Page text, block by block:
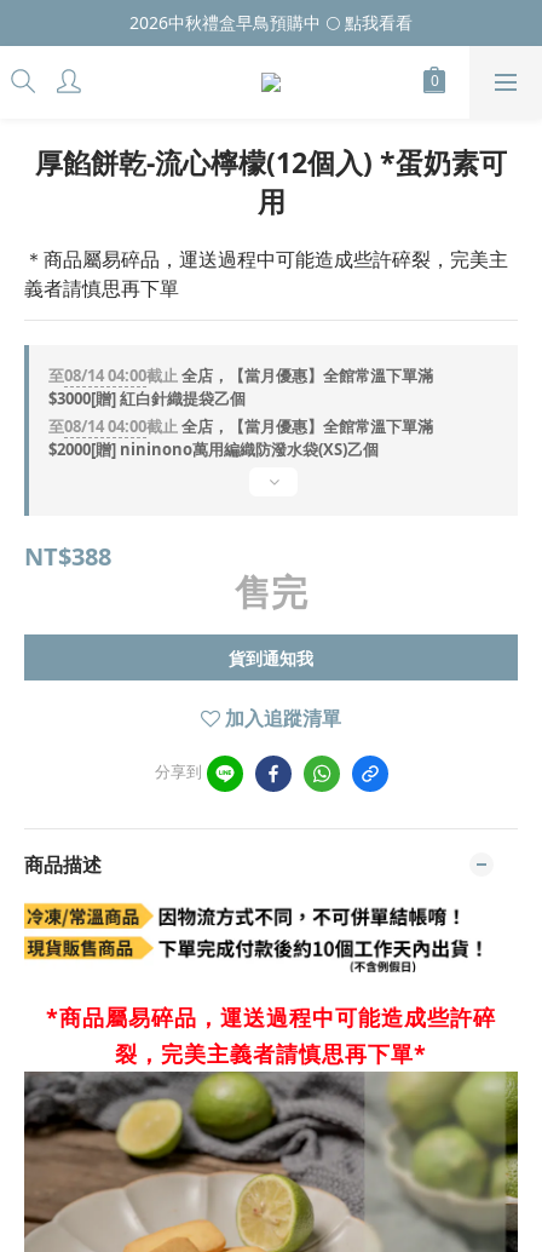
2026中秋禮盒早鳥預購中 🌕 點我看看
厚餡餅乾-流心檸檬(12個入) *蛋奶素可
用
＊商品屬易碎品，運送過程中可能造成些許碎裂，完美主
義者請慎思再下單
至08/14 04:00截止全店，【當月優惠】全館常溫下單滿
$3000[贈] 紅白針織提袋乙個
至08/14 04:00截止全店，【當月優惠】全館常溫下單滿
$2000[贈] nininono萬用編織防潑水袋(XS)乙個
NT$388
售完
貨到通知我
加入追蹤清單
分享到
商品描述
*商品屬易碎品，運送過程中可能造成些許碎
裂，完美主義者請慎思再下單*